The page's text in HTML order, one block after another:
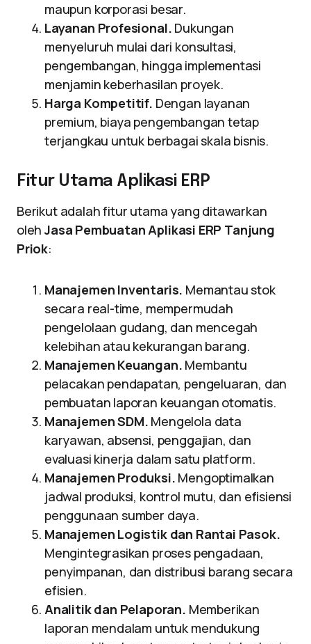
maupun korporasi besar.
Layanan Profesional. Dukungan
menyeluruh mulai dari konsultasi,
pengembangan, hingga implementasi
menjamin keberhasilan proyek.
Harga Kompetitif. Dengan layanan
premium, biaya pengembangan tetap
terjangkau untuk berbagai skala bisnis.
Fitur Utama Aplikasi ERP
Berikut adalah fitur utama yang ditawarkan
olehJasa Pembuatan Aplikasi ERP Tanjung
Priok:
Manajemen Inventaris. Memantau stok
secara real-time, mempermudah
pengelolaan gudang, dan mencegah
kelebihan atau kekurangan barang.
Manajemen Keuangan. Membantu
pelacakan pendapatan, pengeluaran, dan
pembuatan laporan keuangan otomatis.
Manajemen SDM. Mengelola data
karyawan, absensi, penggajian, dan
evaluasi kinerja dalam satu platform.
Manajemen Produksi. Mengoptimalkan
jadwal produksi, kontrol mutu, dan efisiensi
penggunaan sumber daya.
Manajemen Logistik dan Rantai Pasok.
Mengintegrasikan proses pengadaan,
penyimpanan, dan distribusi barang secara
efisien.
Analitik dan Pelaporan. Memberikan
laporan mendalam untuk mendukung